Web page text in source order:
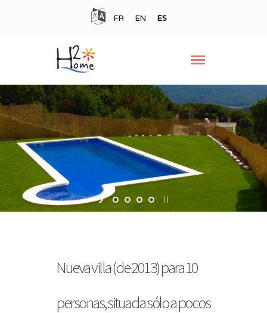
FR EN ES
Nueva villa (de 2013) para 10
personas, situada sólo a pocos